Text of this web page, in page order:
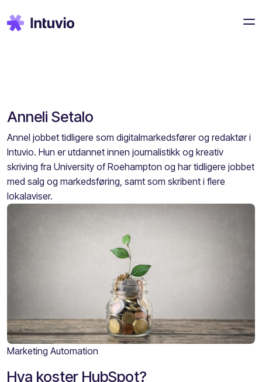
Anneli Setalo
Annel jobbet tidligere som digitalmarkedsfører og redaktør i
Intuvio. Hun er utdannet innen journalistikk og kreativ
skriving fra University of Roehampton og har tidligere jobbet
med salg og markedsføring, samt som skribent i flere
lokalaviser.
Marketing Automation
Hva koster HubSpot?